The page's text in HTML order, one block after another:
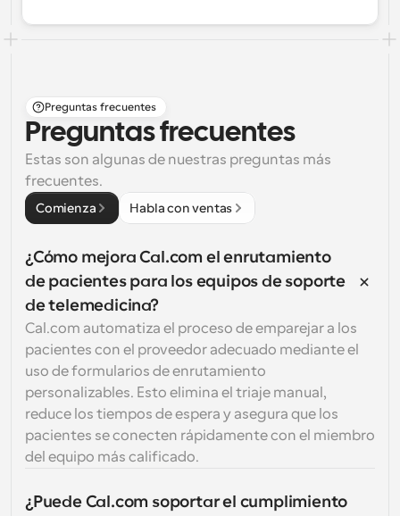
Preguntas frecuentes
Preguntas frecuentes
Estas son algunas de nuestras preguntas más
frecuentes.
Comienza Habla con ventas
¿Cómo mejora Cal.com el enrutamiento
de pacientes para los equipos de soporte
de telemedicina?
Cal.com automatiza el proceso de emparejar a los
pacientes con el proveedor adecuado mediante el
uso de formularios de enrutamiento
personalizables. Esto elimina el triaje manual,
reduce los tiempos de espera y asegura que los
pacientes se conecten rápidamente con el miembro
del equipo más calificado.
¿Puede Cal.com soportar el cumplimiento